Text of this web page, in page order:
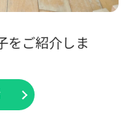
をご紹介しま